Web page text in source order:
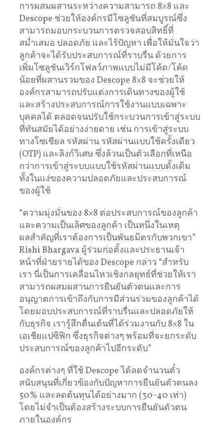
การผสมผสานระหว่างความสามารถ 8×8 และ
Descope ช่วยให้องค์กรมีโซลูชันที่สมบูรณ์ซึ่ง
สามารถมอบกระบวนการตรวจสอบสิทธิ์ที่
สม่ำเสมอ ปลอดภัย และไร้ปัญหา เพื่อให้มั่นใจว่า
ลูกค้าจะได้รับประสบการณ์ที่ราบรื่น ด้วยการ
เพิ่มโซลูชันเวิร์กโฟลว์ภาพแบบไม่มีโค้ด/โค้ด
น้อยที่ผสานรวมของ Descope 8×8 จะช่วยให้
องค์กรสามารถปรับแต่งการเดินทางของผู้ใช้
และสร้างประสบการณ์การใช้งานแบบเฉพาะ
บุคคลได้ ตลอดจนปรับใช้กระบวนการเข้าสู่ระบบ
ที่ทันสมัยได้อย่างง่ายดาย เช่น การเข้าสู่ระบบ
ทางโซเชียล รหัสผ่าน รหัสผ่านแบบใช้ครั้งเดียว
(OTP) และลิงก์วิเศษ ซึ่งล้วนเป็นตัวเลือกที่เหนือ
กว่าการเข้าสู่ระบบแบบใช้รหัสผ่านแบบดั้งเดิม
ทั้งในแง่ของความปลอดภัยและประสบการณ์
ของผู้ใช้
“ความมุ่งมั่นของ 8×8 ต่อประสบการณ์ของลูกค้า
และความเป็นเลิศของลูกค้า เป็นหนึ่งในเหตุ
ผลสําคัญที่เราต้องการเป็นพันธมิตรกับพวกเขา”
Rishi Bhargava ผู้ร่วมก่อตั้งและประธานเจ้า
หน้าที่ฝ่ายรายได้ของ Descope กล่าว “สําหรับ
เรา นี่เป็นการเคลื่อนไหวเชิงกลยุทธ์ที่ช่วยให้เรา
สามารถผสมผสานการยืนยันตัวตนและการ
อนุญาตการเข้าถึงกับการมีส่วนร่วมของลูกค้าได้
โดยมอบประสบการณ์ที่ราบรื่นและปลอดภัยให้
กับธุรกิจ เรารู้สึกตื่นเต้นที่ได้ร่วมงานกับ 8×8 ใน
เอเชียแปซิฟิก ซึ่งธุรกิจต่างๆ พร้อมที่จะยกระดับ
ประสบการณ์ของลูกค้าไปอีกระดับ”
องค์กรต่างๆ ที่ใช้ Descope ได้ลดจํานวนตั๋ว
สนับสนุนที่เกี่ยวข้องกับปัญหาการยืนยันตัวตนลง
50% และลดต้นทุนได้อย่างมาก (30-40 เท่า)
โดยไม่จําเป็นต้องสร้างระบบการยืนยันตัวตน
ภายในองค์กร